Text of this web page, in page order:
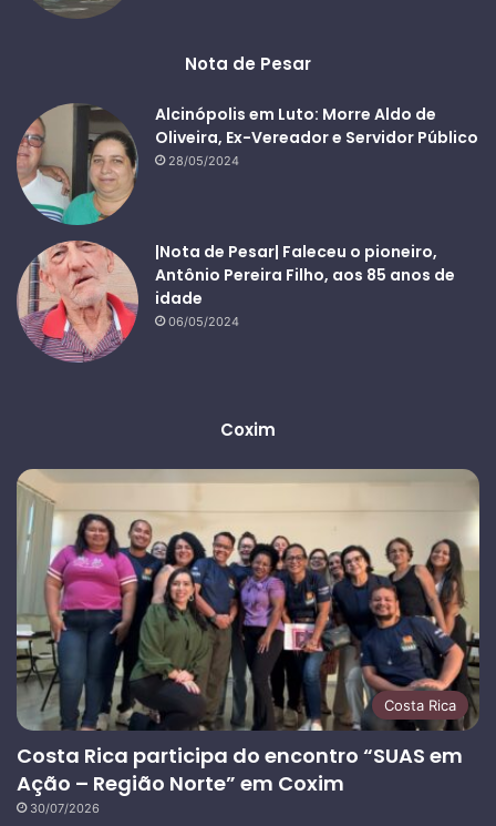
Nota de Pesar
Alcinópolis em Luto: Morre Aldo de
Oliveira, Ex-Vereador e Servidor Público
28/05/2024
|Nota de Pesar| Faleceu o pioneiro,
Antônio Pereira Filho, aos 85 anos de
idade
06/05/2024
Coxim
Costa Rica
Costa Rica participa do encontro “SUAS em
Ação – Região Norte” em Coxim
30/07/2026